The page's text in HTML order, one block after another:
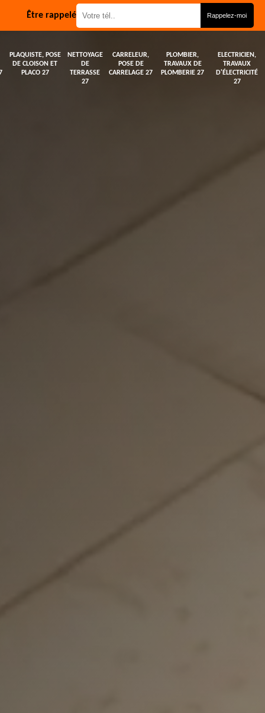
Être rappelé
PLAQUISTE, POSE
DE CLOISON ET
PLACO 27
NETTOYAGE
DE
TERRASSE
27
CARRELEUR,
POSE DE
CARRELAGE 27
PLOMBIER,
TRAVAUX DE
PLOMBERIE 27
ELECTRICIEN,
TRAVAUX
D'ÉLECTRICITÉ
27